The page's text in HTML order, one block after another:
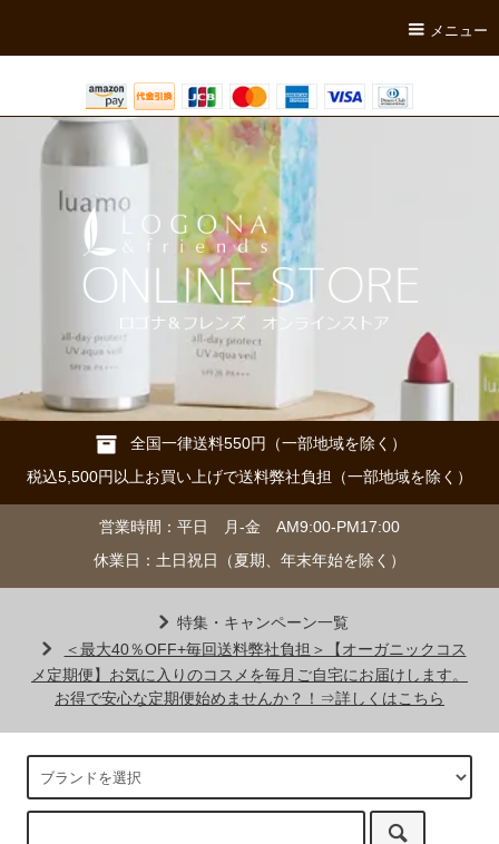
メニュー
全国一律送料550円（一部地域を除く）
税込5,500円以上お買い上げで送料弊社負担（一部地域を除く）
営業時間：平日 月-金 AM9:00-PM17:00
休業日：土日祝日（夏期、年末年始を除く）
特集・キャンペーン一覧
＜最大40％OFF+毎回送料弊社負担＞【オーガニックコス
メ定期便】お気に入りのコスメを毎月ご自宅にお届けします。
お得で安心な定期便始めませんか？！⇒詳しくはこちら